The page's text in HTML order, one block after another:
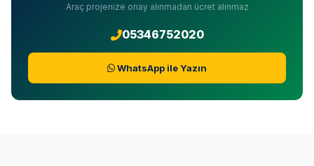
Araç projenize onay alınmadan ücret alınmaz
05346752020
WhatsApp ile Yazın